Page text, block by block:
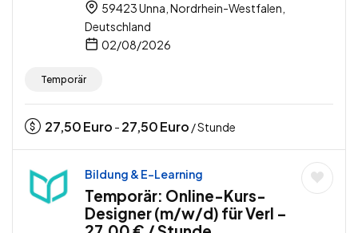
59423 Unna, Nordrhein-Westfalen,
Deutschland
02/08/2026
Temporär
27,50Euro - 27,50Euro / Stunde
Bildung & E-Learning
Temporär: Online-Kurs-
Designer (m/w/d) für Verl –